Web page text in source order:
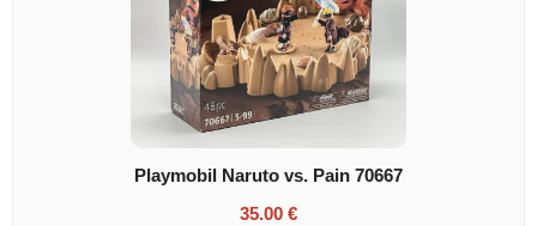
Playmobil Naruto vs. Pain 70667
35.00 €